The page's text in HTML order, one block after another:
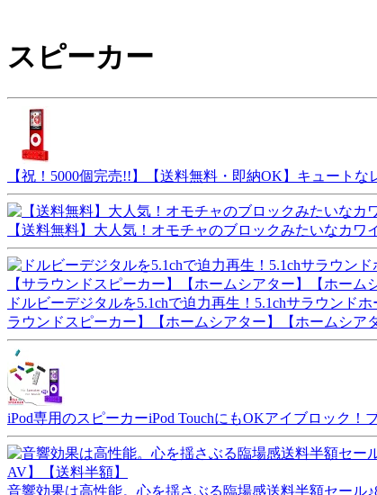
スピーカー
【祝！5000個完売!!】【送料無料・即納OK】キュート
【送料無料】大人気！オモチャのブロックみたいなカワ
ドルビーデジタルを5.1chで迫力再生！5.1chサラウンド
ラウンドスピーカー】【ホームシアター】【ホームシア
iPod専用のスピーカーiPod TouchにもOKアイブロッ
音響効果は高性能。心を揺さぶる臨場感送料半額セール